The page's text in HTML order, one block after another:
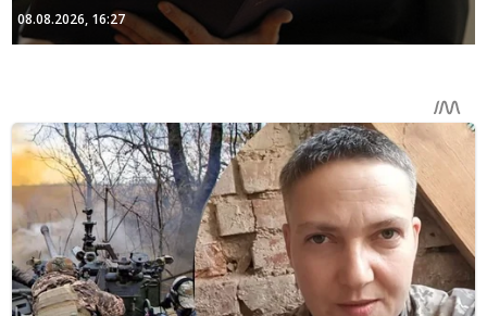
08.08.2026, 16:27